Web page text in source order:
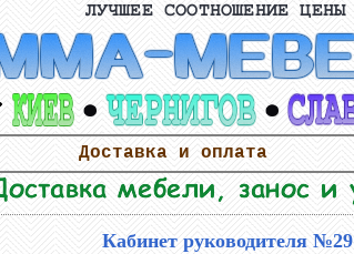
Доставка и оплата
Кабинет руководителя №29